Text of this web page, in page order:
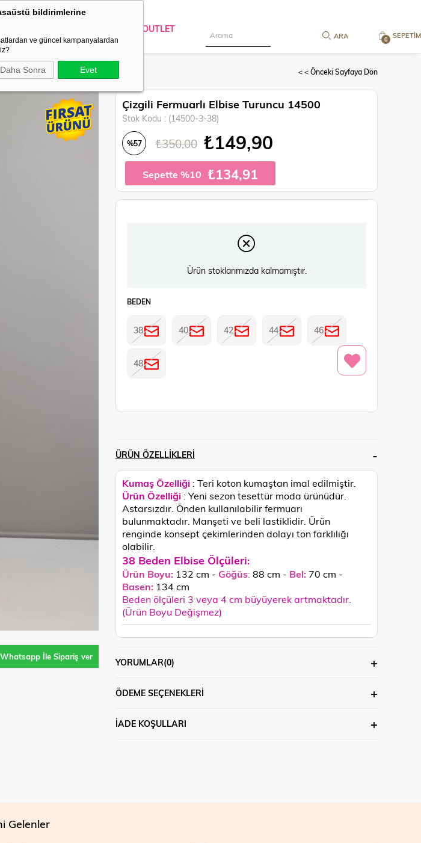
bildirimlerine
ve güncel kampanyalardan
Daha Sonra Evet
SEPETIM
0
OUTLET
< < Önceki Sayfaya Dön
Whatsapp İle Sipariş ver
Çizgili Fermuarlı Elbise Turuncu 14500
Stok Kodu (14500-3-38)
%57 ₺350,00 ₺149,90
Sepette %10 ₺134,91
Ürün stoklarımızda kalmamıştır.
BEDEN
38 40 42 44 46
48
ÜRÜN ÖZELLIKLERI
Kumaş Özelliği : Teri koton kumaştan imal edilmiştir.
Ürün Özelliği : Yeni sezon tesettür moda ürünüdür.
Astarsızdır. Önden kullanılabilir fermuarı
bulunmaktadır. Manşeti ve beli lastiklidir. Ürün
renginde konsept çekimlerinden dolayı ton farklılığı
olabilir.
38 Beden Elbise Ölçüleri:
Ürün Boyu: 132 cm - Göğüs: 88 cm - Bel: 70 cm -
Basen: 134 cm
Beden ölçüleri 3 veya 4 cm büyüyerek artmaktadır.
(Ürün Boyu Değişmez)
YORUMLAR(0)
ÖDEME SEÇENEKLERI
İADE KOŞULLARI
Gelenler